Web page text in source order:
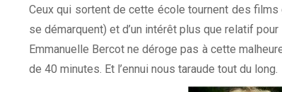
Ceux qui sortent de cette école tournent des
se démarquent) et d’un intérêt plus que relatif
Emmanuelle Bercot ne déroge pas à cette
de 40 minutes. Et l’ennui nous taraude tout du long.